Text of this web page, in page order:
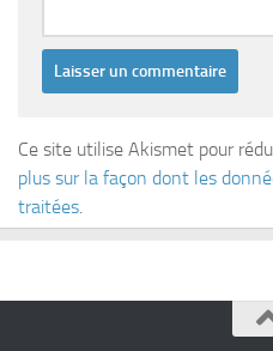
Ce site utilise Akismet pour
plus sur la façon dont les
traitées